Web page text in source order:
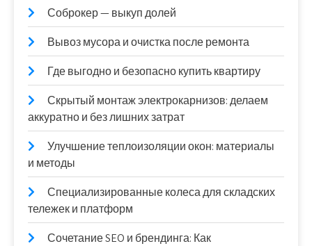
Соброкер — выкуп долей
Вывоз мусора и очистка после ремонта
Где выгодно и безопасно купить квартиру
Скрытый монтаж электрокарнизов: делаем
аккуратно и без лишних затрат
Улучшение теплоизоляции окон: материалы
и методы
Специализированные колеса для складских
тележек и платформ
Сочетание SEO и брендинга: Как